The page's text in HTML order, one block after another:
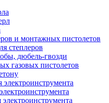
и монтажных пистолетов
степлеров
дюбель-гвозди
газовых пистолетов